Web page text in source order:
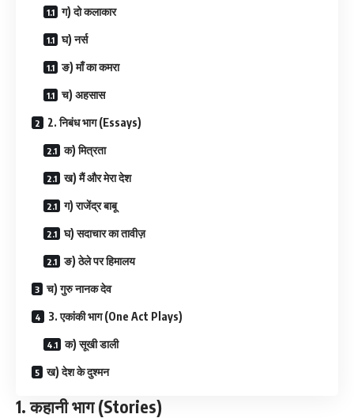
ग) दो कलाकार
घ) नर्स
ङ) माँ का कमरा
च) अहसास
2. निबंध भाग (Essays)
क) मित्रता
ख) मैं और मेरा देश
ग) राजेंद्र बाबू
घ) सदाचार का तावीज़
ङ) ठेले पर हिमालय
च) गुरु नानक देव
3. एकांकी भाग (One Act Plays)
क) सूखी डाली
ख) देश के दुश्मन
1.कहानी भाग(Stories)